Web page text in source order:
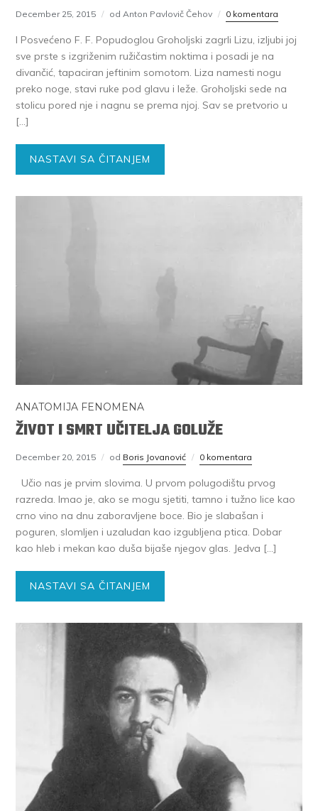
December 25, 2015 od Anton Pavlovič Čehov 0 komentara
I Posvećeno F. F. Popudoglou Groholjski zagrli Lizu, izljubi joj
sve prste s izgriženim ružičastim noktima i posadi je na
divančić, tapaciran jeftinim somotom. Liza namesti nogu
preko noge, stavi ruke pod glavu i leže. Groholjski sede na
stolicu pored nje i nagnu se prema njoj. Sav se pretvorio u
[…]
NASTAVI SA ČITANJEM
ANATOMIJA FENOMENA
ŽIVOT I SMRT UČITELJA GOLUŽE
December 20, 2015 od Boris Jovanović 0 komentara
Učio nas je prvim slovima. U prvom polugodištu prvog
razreda. Imao je, ako se mogu sjetiti, tamno i tužno lice kao
crno vino na dnu zaboravljene boce. Bio je slabašan i
poguren, slomljen i uzaludan kao izgubljena ptica. Dobar
kao hleb i mekan kao duša bijaše njegov glas. Jedva […]
NASTAVI SA ČITANJEM